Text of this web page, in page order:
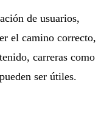
de usuarios,
el camino correcto,
carreras como
ser útiles.